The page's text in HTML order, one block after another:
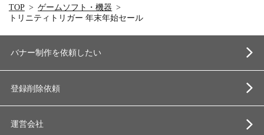
TOP
ゲームソフト・機器
トリニティトリガー 年末年始セール
バナー制作を依頼したい
登録削除依頼
運営会社